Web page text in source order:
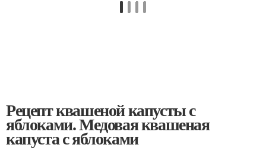
Рецепт квашеной капусты с
яблоками. Медовая квашеная
капуста с яблоками